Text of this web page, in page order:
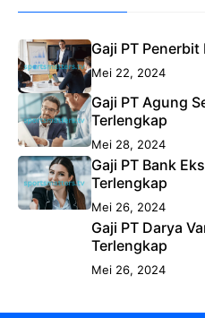
Gaji PT
Mei 22, 2024
Gaji PT Agung
Terlengkap
Mei 28, 2024
Gaji PT Bank
Terlengkap
Mei 26, 2024
Gaji PT Darya
Terlengkap
Mei 26, 2024